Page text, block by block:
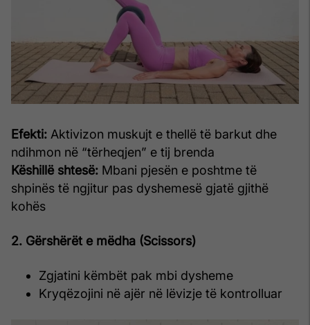
Efekti: Aktivizon muskujt e thellë të barkut dhe
ndihmon në “tërheqjen” e tij brenda
Këshillë shtesë: Mbani pjesën e poshtme të
shpinës të ngjitur pas dyshemesë gjatë gjithë
kohës
2. Gërshërët e mëdha (Scissors)
Zgjatini këmbët pak mbi dysheme
Kryqëzojini në ajër në lëvizje të kontrolluar